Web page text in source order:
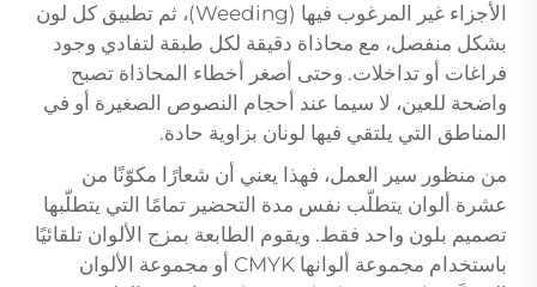
الأجزاء غير المرغوب فيها (Weeding)، ثم تطبيق كل لون
بشكل منفصل، مع محاذاة دقيقة لكل طبقة لتفادي وجود
فراغات أو تداخلات. وحتى أصغر أخطاء المحاذاة تصبح
واضحة للعين، لا سيما عند أحجام النصوص الصغيرة أو في
المناطق التي يلتقي فيها لونان بزاوية حادة.
من منظور سير العمل، فهذا يعني أن شعارًا مكوّنًا من
عشرة ألوان يتطلّب نفس مدة التحضير تمامًا التي يتطلّبها
تصميم بلون واحد فقط. ويقوم الطابعة بمزج الألوان تلقائيًا
باستخدام مجموعة ألوانها CMYK أو مجموعة الألوان